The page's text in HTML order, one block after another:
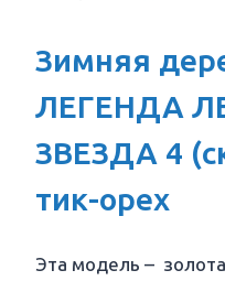
Зимняя
ЛЕГЕНДА
ЗВЕЗДА 4
тик-орех
Эта модель –